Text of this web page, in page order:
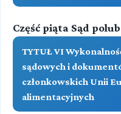
Część piąta Sąd
TYTUŁ VI
sądowych i
członkowskich Unii
alimentacyjnych